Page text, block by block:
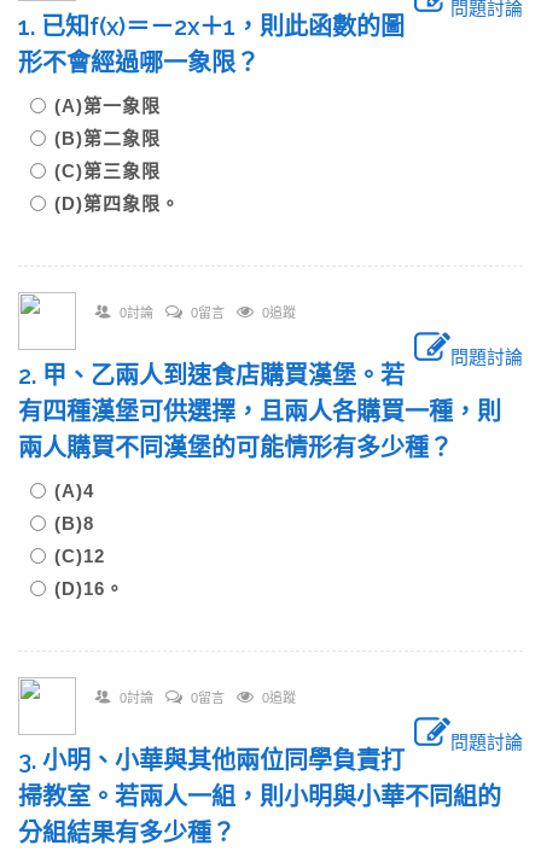
問題討論
1. 已知f(x)＝－2x＋1，則此函數的圖
形不會經過哪一象限？
(A)第一象限
(B)第二象限
(C)第三象限
(D)第四象限。
0討論 0留言 0追蹤
問題討論
2. 甲、乙兩人到速食店購買漢堡。若
有四種漢堡可供選擇，且兩人各購買一種，則
兩人購買不同漢堡的可能情形有多少種？
(A)4
(B)8
(C)12
(D)16。
0討論 0留言 0追蹤
問題討論
3. 小明、小華與其他兩位同學負責打
掃教室。若兩人一組，則小明與小華不同組的
分組結果有多少種？